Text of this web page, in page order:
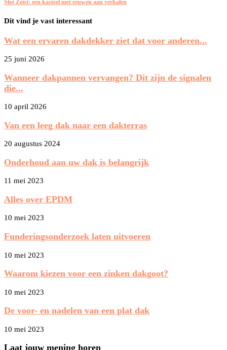
Slot Zeist: een kasteel met eeuwen aan verhalen
Dit vind je vast interessant
Wat een ervaren dakdekker ziet dat voor anderen...
25 juni 2026
Wanneer dakpannen vervangen? Dit zijn de signalen
die...
10 april 2026
Van een leeg dak naar een dakterras
20 augustus 2024
Onderhoud aan uw dak is belangrijk
11 mei 2023
Alles over EPDM
10 mei 2023
Funderingsonderzoek laten uitvoeren
10 mei 2023
Waarom kiezen voor een zinken dakgoot?
10 mei 2023
De voor- en nadelen van een plat dak
10 mei 2023
Laat jouw mening horen